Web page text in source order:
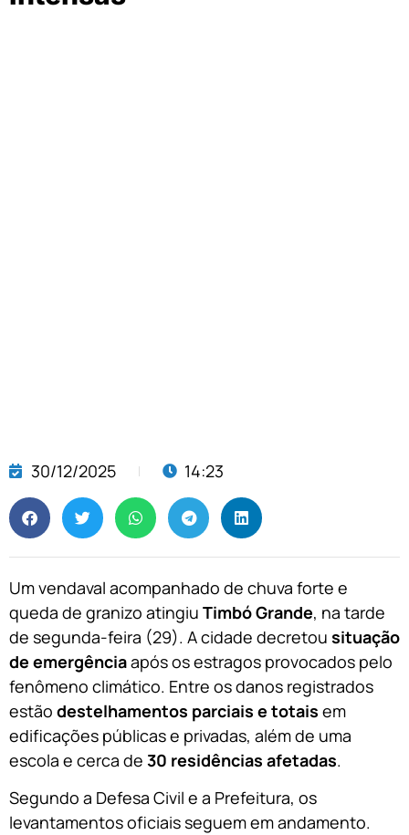
30/12/2025 14:23
Um vendaval acompanhado de chuva forte e
queda de granizo atingiu Timbó Grande, na tarde
de segunda-feira (29). A cidade decretou situação
de emergênciaapós os estragos provocados pelo
fenômeno climático. Entre os danos registrados
estão destelhamentos parciais e totais em
edificações públicas e privadas, além de uma
escola e cerca de 30 residências afetadas.
Segundo a Defesa Civil e a Prefeitura, os
levantamentos oficiais seguem em andamento.